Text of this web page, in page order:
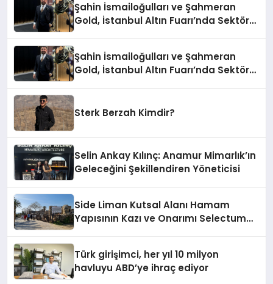
Şahin İsmailoğulları ve Şahmeran
Gold, İstanbul Altın Fuarı’nda Sektöre
Şahin İsmailoğulları ve Şahmeran
Gold, İstanbul Altın Fuarı’nda Sektöre
Sterk Berzah Kimdir?
Selin Ankay Kılınç: Anamur Mimarlık’ın
Geleceğini Şekillendiren Yöneticisi
Side Liman Kutsal Alanı Hamam
Yapısının Kazı ve Onarımı Selectum
Türk girişimci, her yıl 10 milyon
havluyu ABD’ye ihraç ediyor